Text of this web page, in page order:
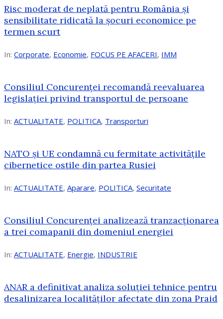
Risc moderat de neplată pentru România și
sensibilitate ridicată la șocuri economice pe
termen scurt
In: Corporate, Economie, FOCUS PE AFACERI, IMM
Consiliul Concurenței recomandă reevaluarea
legislației privind transportul de persoane
In: ACTUALITATE, POLITICA, Transporturi
NATO și UE condamnă cu fermitate activitățile
cibernetice ostile din partea Rusiei
In: ACTUALITATE, Aparare, POLITICA, Securitate
Consiliul Concurenţei analizează tranzacționarea
a trei comapanii din domeniul energiei
In: ACTUALITATE, Energie, INDUSTRIE
ANAR a definitivat analiza soluției tehnice pentru
desalinizarea localităților afectate din zona Praid